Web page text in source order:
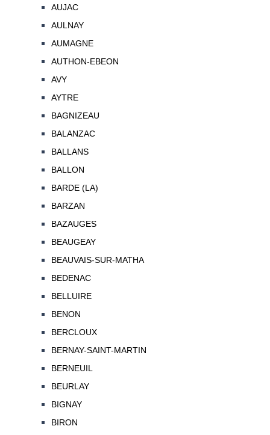
AUJAC
AULNAY
AUMAGNE
AUTHON-EBEON
AVY
AYTRE
BAGNIZEAU
BALANZAC
BALLANS
BALLON
BARDE (LA)
BARZAN
BAZAUGES
BEAUGEAY
BEAUVAIS-SUR-MATHA
BEDENAC
BELLUIRE
BENON
BERCLOUX
BERNAY-SAINT-MARTIN
BERNEUIL
BEURLAY
BIGNAY
BIRON